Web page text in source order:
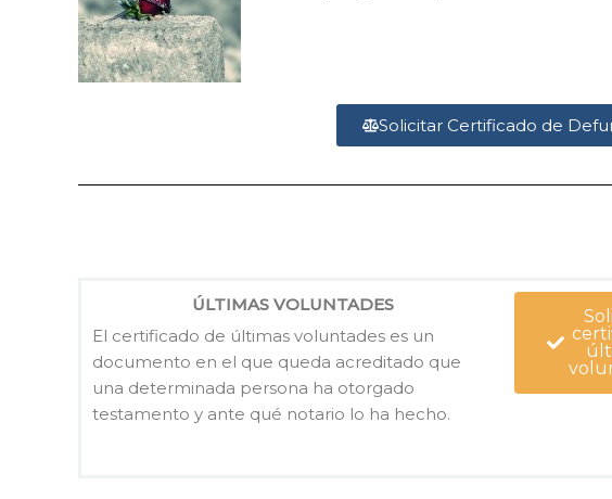
Solicitar Certificado de
ÚLTIMAS VOLUNTADES
El certificado de últimas voluntades es un
documento en el que queda acreditado que
una determinada persona ha otorgado
testamento y ante qué notario lo ha hecho.